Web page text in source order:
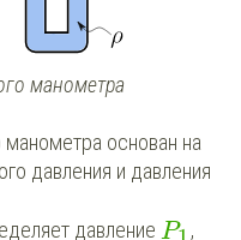
манометра
основан на
давления и давления
давление P ,